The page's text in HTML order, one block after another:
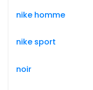
nike homme
nike sport
noir